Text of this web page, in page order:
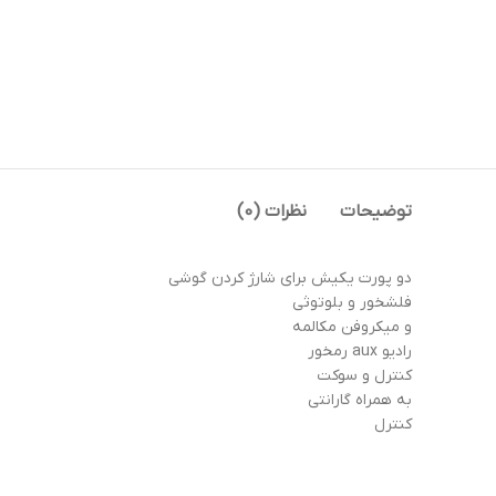
توضیحات نظرات (0)
دو پورت یکیش برای شارژ کردن گوشی
فلشخور و بلوتوثی
و میکروفن مکالمه
رادیو aux رمخور
کنترل و سوکت
به همراه گارانتی
کنترل